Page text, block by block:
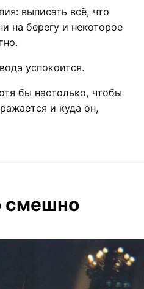
выписать всё, что
на берегу и некоторое
успокоится.
бы настолько, чтобы
и куда он,
смешно